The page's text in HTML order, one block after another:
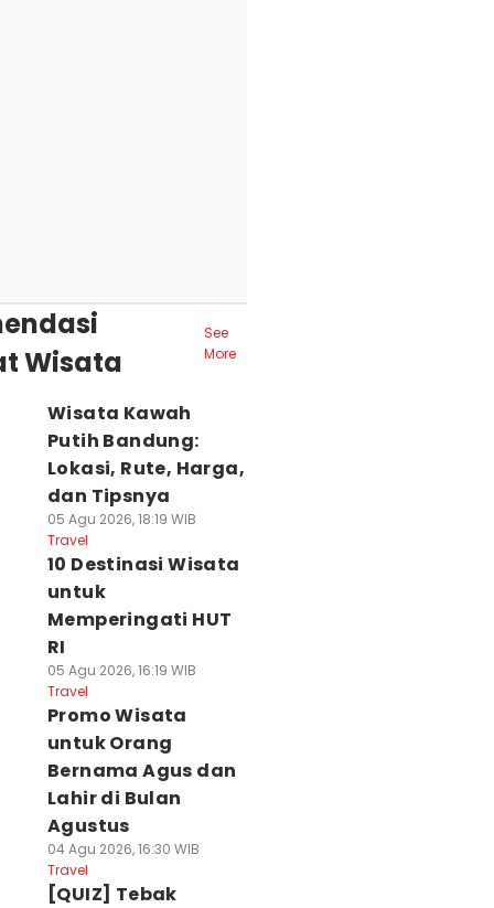
Wisata
See
More
Wisata Kawah
Putih Bandung:
Lokasi, Rute, Harga,
dan Tipsnya
05 Agu 2026, 18:19 WIB
Travel
10 Destinasi Wisata
untuk
Memperingati HUT
RI
05 Agu 2026, 16:19 WIB
Travel
Promo Wisata
untuk Orang
Bernama Agus dan
Lahir di Bulan
Agustus
04 Agu 2026, 16:30 WIB
Travel
[QUIZ] Tebak